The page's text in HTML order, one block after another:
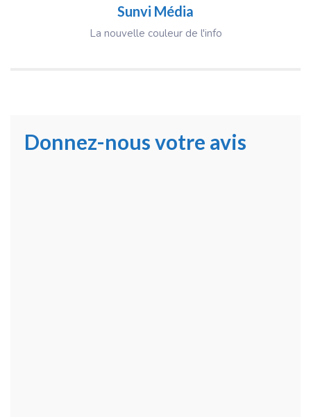
Sunvi Média
La nouvelle couleur de l'info
Donnez-nous votre avis